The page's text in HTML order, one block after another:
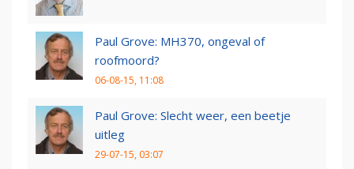
Paul Grove: MH370, ongeval of
roofmoord?
06-08-15, 11:08
Paul Grove: Slecht weer, een beetje
uitleg
29-07-15, 03:07